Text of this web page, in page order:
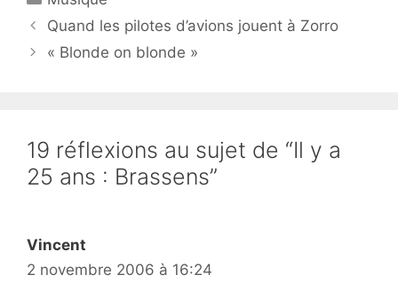
Quand les pilotes d’avions jouent à Zorro
« Blonde on blonde »
19 réflexions au sujet de “Il y a
25 ans : Brassens”
Vincent
2 novembre 2006 à 16:24